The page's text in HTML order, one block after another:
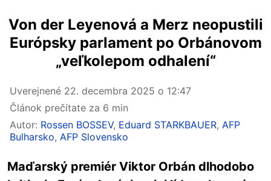
Von der Leyenová a Merz neopustili
Európsky parlament po Orbánovom
„veľkolepom odhalení“
Uverejnené 22. decembra 2025 o 12:47
Článok prečítate za 6 min
Autor: Rossen BOSSEV, Eduard STARKBAUER, AFP
Bulharsko, AFP Slovensko
Maďarský premiér Viktor Orbán dlhodobo